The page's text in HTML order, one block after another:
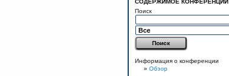
Поиск
Информация о конференции
»Обзор